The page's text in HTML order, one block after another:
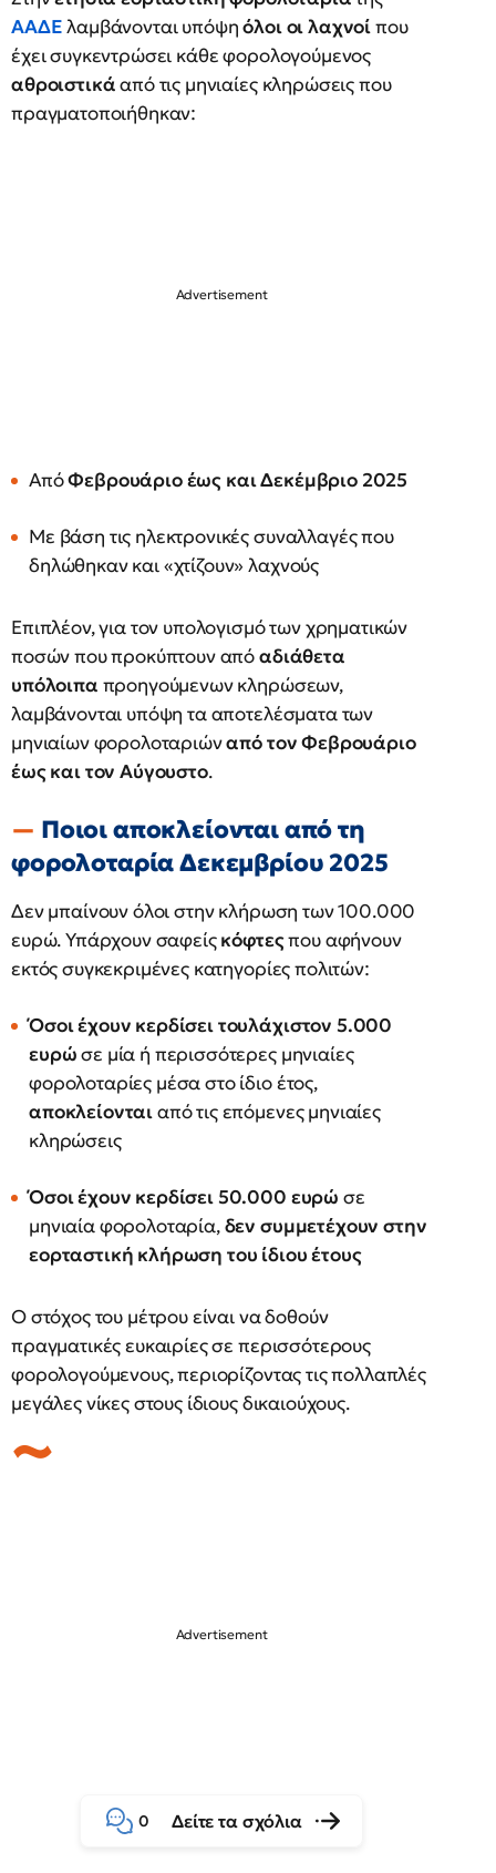
ΑΑΔΕλαμβάνονται υπόψηόλοι οι λαχνοίπου
έχει συγκεντρώσει κάθε φορολογούμενος
αθροιστικάαπό τις μηνιαίες κληρώσεις που
πραγματοποιήθηκαν:
ΑπόΦεβρουάριο έως και Δεκέμβριο 2025
Με βάση τις ηλεκτρονικές συναλλαγές που
δηλώθηκαν και «χτίζουν» λαχνούς
Επιπλέον, για τον υπολογισμό των χρηματικών
ποσών που προκύπτουν απόαδιάθετα
υπόλοιπα προηγούμενων κληρώσεων,
λαμβάνονται υπόψη τα αποτελέσματα των
μηνιαίων φορολοταριώναπό τον Φεβρουάριο
έως και τον Αύγουστο.
Ποιοι αποκλείονται από τη
φορολοταρία Δεκεμβρίου 2025
Δεν μπαίνουν όλοι στην κλήρωση των 100.000
ευρώ. Υπάρχουν σαφείςκόφτεςπου αφήνουν
εκτός συγκεκριμένες κατηγορίες πολιτών:
Όσοι έχουν κερδίσει τουλάχιστον 5.000
ευρώσε μία ή περισσότερες μηνιαίες
φορολοταρίες μέσα στο ίδιο έτος,
αποκλείονταιαπό τις επόμενες μηνιαίες
κληρώσεις
Όσοι έχουν κερδίσει 50.000 ευρώ σε
μηνιαία φορολοταρία,δεν συμμετέχουν στην
εορταστική κλήρωση του ίδιου έτους
Ο στόχος του μέτρου είναι να δοθούν
πραγματικές ευκαιρίες σε περισσότερους
φορολογούμενους, περιορίζοντας τις πολλαπλές
μεγάλες νίκες στους ίδιους δικαιούχους.
0 Δείτε τα σχόλια